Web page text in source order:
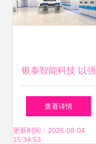
银泰智能科技 以强
劲科技实力守护档
案安全新防线
查看详情
更新时间：2026-08-04
15:34:53